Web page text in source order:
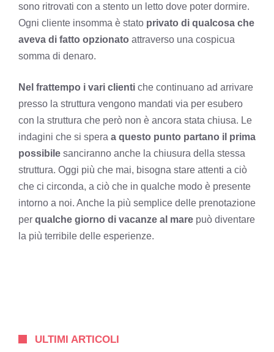
sono ritrovati con a stento un letto dove poter dormire.
Ogni cliente insomma è stato privato di qualcosa che
aveva di fatto opzionato attraverso una cospicua
somma di denaro.
Nel frattempo i vari clienti che continuano ad arrivare
presso la struttura vengono mandati via per esubero
con la struttura che però non è ancora stata chiusa. Le
indagini che si spera a questo punto partano il prima
possibile sanciranno anche la chiusura della stessa
struttura. Oggi più che mai, bisogna stare attenti a ciò
che ci circonda, a ciò che in qualche modo è presente
intorno a noi. Anche la più semplice delle prenotazione
per qualche giorno di vacanze al mare può diventare
la più terribile delle esperienze.
ULTIMI ARTICOLI